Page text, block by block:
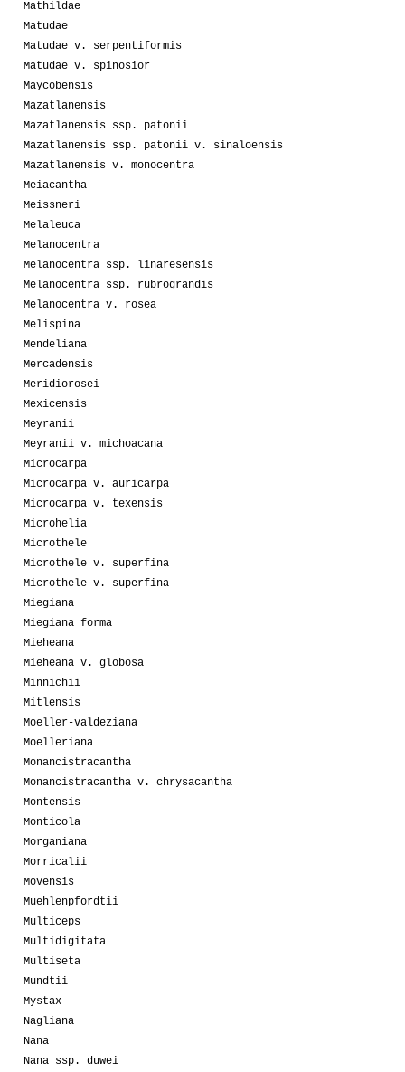
Mathildae
Matudae
Matudae v. serpentiformis
Matudae v. spinosior
Maycobensis
Mazatlanensis
Mazatlanensis ssp. patonii
Mazatlanensis ssp. patonii v. sinaloensis
Mazatlanensis v. monocentra
Meiacantha
Meissneri
Melaleuca
Melanocentra
Melanocentra ssp. linaresensis
Melanocentra ssp. rubrograndis
Melanocentra v. rosea
Melispina
Mendeliana
Mercadensis
Meridiorosei
Mexicensis
Meyranii
Meyranii v. michoacana
Microcarpa
Microcarpa v. auricarpa
Microcarpa v. texensis
Microhelia
Microthele
Microthele v. superfina
Microthele v. superfina
Miegiana
Miegiana forma
Mieheana
Mieheana v. globosa
Minnichii
Mitlensis
Moeller-valdeziana
Moelleriana
Monancistracantha
Monancistracantha v. chrysacantha
Montensis
Monticola
Morganiana
Morricalii
Movensis
Muehlenpfordtii
Multiceps
Multidigitata
Multiseta
Mundtii
Mystax
Nagliana
Nana
Nana ssp. duwei